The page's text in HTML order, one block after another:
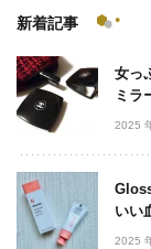
新着記事
女っ
ミラ
2025
いい
2025